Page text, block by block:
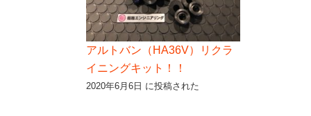
アルトバン（HA36V）リクラ
イニングキット！！
2020年6月6日 に投稿された